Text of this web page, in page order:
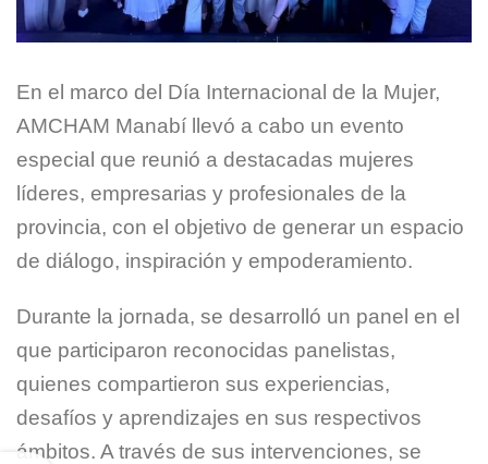
En el marco del Día Internacional de la Mujer,
AMCHAM Manabí llevó a cabo un evento
especial que reunió a destacadas mujeres
líderes, empresarias y profesionales de la
provincia, con el objetivo de generar un espacio
de diálogo, inspiración y empoderamiento.
Durante la jornada, se desarrolló un panel en el
que participaron reconocidas panelistas,
quienes compartieron sus experiencias,
desafíos y aprendizajes en sus respectivos
ámbitos. A través de sus intervenciones, se